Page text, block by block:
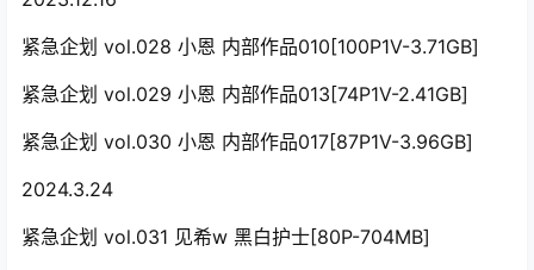
紧急企划 vol.028 小恩 内部作品010[100P1V-3.71GB]
紧急企划 vol.029 小恩 内部作品013[74P1V-2.41GB]
紧急企划 vol.030 小恩 内部作品017[87P1V-3.96GB]
2024.3.24
紧急企划 vol.031 见希w 黑白护士[80P-704MB]